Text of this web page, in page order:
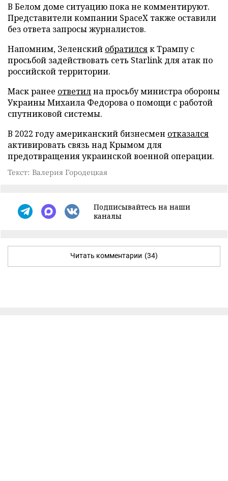
В Белом доме ситуацию пока не комментируют.
Представители компании SpaceX также оставили
без ответа запросы журналистов.
Напомним, Зеленский обратилсяк Трампу с
просьбой задействовать сеть Starlink для атак по
российской территории.
Маск ранее ответилна просьбу министра обороны
Украины Михаила Федорова о помощи с работой
спутниковой системы.
В 2022 году американский бизнесмен отказался
активировать связь над Крымом для
предотвращения украинской военной операции.
Текст: Валерия Городецкая
Подписывайтесь на наши
каналы
Читать комментарии (34)